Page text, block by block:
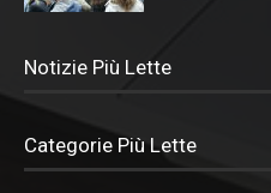
Notizie Più Lette
Categorie Più Lette